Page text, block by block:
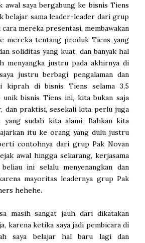
awal saya bergabung ke bisnis Tiens
belajar sama leader-leader dari grup
mereka presentasi, membawakan
mereka tentang produk Tiens yang
soliditas yang kuat, dan banyak hal
menyangka justru pada akhirnya di
justru berbagi pengalaman dan
kiprah di bisnis Tiens selama 3,5
unik bisnis Tiens ini, kita bukan saja
dan praktisi, sesekali kita perlu juga
yang sudah kita alami. Bahkan kita
itu ke orang yang dulu justru
contohnya dari grup Pak Novan
awal hingga sekarang, kerjasama
ini selalu menyenangkan dan
mayoritas leadernya grup Pak
hehehe.
masih sangat jauh dari dikatakan
karena ketika saya jadi pembicara di
saya belajar hal baru lagi dan